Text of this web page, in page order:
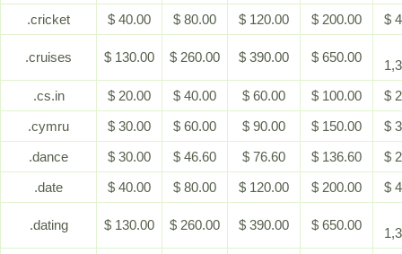
.cricket
$ 40.00 $ 80.00 $ 120.00 $ 200.00 $
.cruises $ 130.00 $ 260.00 $ 390.00 $ 650.00
.cs.in
$ 20.00 $ 40.00 $ 60.00 $ 100.00
$
.cymru
$ 30.00 $ 60.00 $ 90.00 $ 150.00
$
.dance
$ 30.00 $ 46.60 $ 76.60 $ 136.60
$
.date
$ 40.00 $ 80.00 $ 120.00 $ 200.00 $
.dating $ 130.00 $ 260.00 $ 390.00 $ 650.00